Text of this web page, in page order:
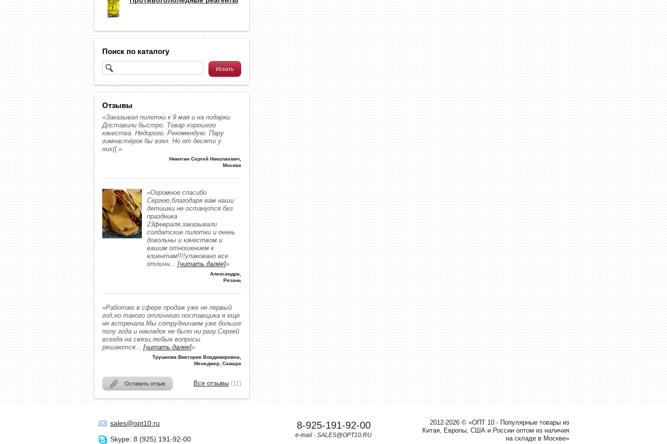
Поиск по каталогу
Отзывы
«Заказывал пилотки к 9 мая и на подарки.
Доставили быстро. Товар хорошего
качества. Недорого. Рекомендую. Пару
гимнастёрок бы взял. Но от десяти у
них((.»
Никитин Сергей Николаевич
Москва
«Огромное спасибо
Сергею,благодаря вам наши
детишки не останутся без
праздника
23февраля,заказывали
солдатские пилотки и очень
довольны и качеством и
вашим отношением к
клиентам!!!!упаковано все
отличн... [читать далее]»
Александра
Рязань
«Работаю в сфере продаж уже не первый
год,но такого отличного поставщика я еще
не встречала.Мы сотрудничаем уже больше
полу года и накладок не было ни разу.Сергей
всегда на связи,любые вопросы
решаются... [читать далее]»
Трушкова Виктория Владимировна
Менеджер, Самара
Оставить отзыв Все отзывы (11)
sales@opt10.ru
Skype: 8 (925) 191-92-00
2012-2026 © «ОПТ 10 - Популярные товары из
Китая, Европы, США и России оптом из наличия
на складе в Москве»
8-925-191-92-00
e-mail - SALES@OPT10.RU